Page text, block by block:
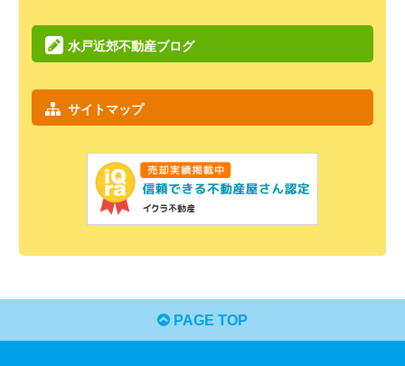
ド)
水戸近郊不動産ブログ
サイトマップ
PAGE TOP